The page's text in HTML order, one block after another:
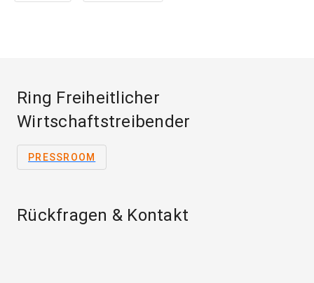
Ring Freiheitlicher
Wirtschaftstreibender
PRESSROOM
Rückfragen & Kontakt